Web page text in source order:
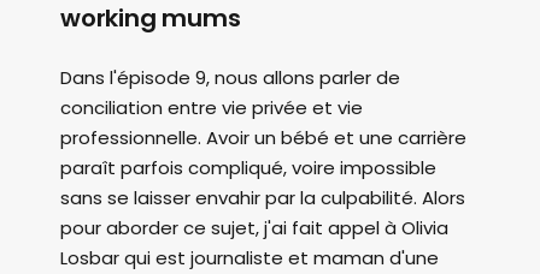
working mums
Dans l'épisode 9, nous allons parler de
conciliation entre vie privée et vie
professionnelle. Avoir un bébé et une carrière
paraît parfois compliqué, voire impossible
sans se laisser envahir par la culpabilité. Alors
pour aborder ce sujet, j'ai fait appel à Olivia
Losbar qui est journaliste et maman d'une